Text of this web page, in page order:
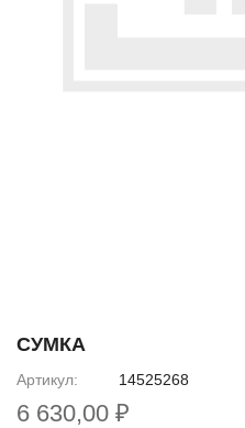
to
beginning
of
СУМКА
Артикул 14525268
6 630,00 ₽